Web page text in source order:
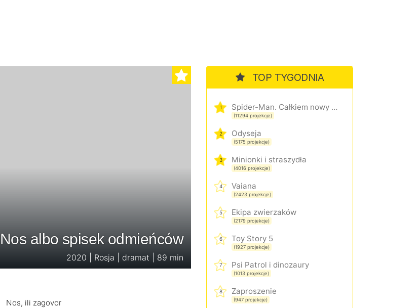
Nos albo spisek odmieńców
2020 | Rosja | dramat | 89 min
Nos, ili zagovor
TOP TYGODNIA
1 Spider-Man. Całkiem nowy dzień
(11294 projekcje)
2 Odyseja
(5175 projekcje)
3 Minionki i straszydła
(4016 projekcje)
4 Vaiana
(2423 projekcje)
5 Ekipa zwierzaków
(2179 projekcje)
6 Toy Story 5
(1927 projekcje)
7 Psi Patrol i dinozaury
(1013 projekcje)
8 Zaproszenie
(947 projekcje)